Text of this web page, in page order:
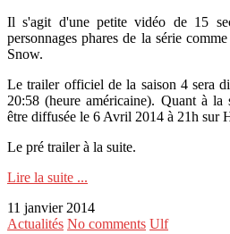
Il s'agit d'une petite vidéo de 15
personnages phares de la série
Snow.
Le trailer officiel de la saison 4 sera
20:58 (heure américaine). Quant à la
être diffusée le 6 Avril 2014 à 21h sur
Le pré trailer à la suite.
Lire la suite ...
11 janvier 2014
Actualités No comments Ulf